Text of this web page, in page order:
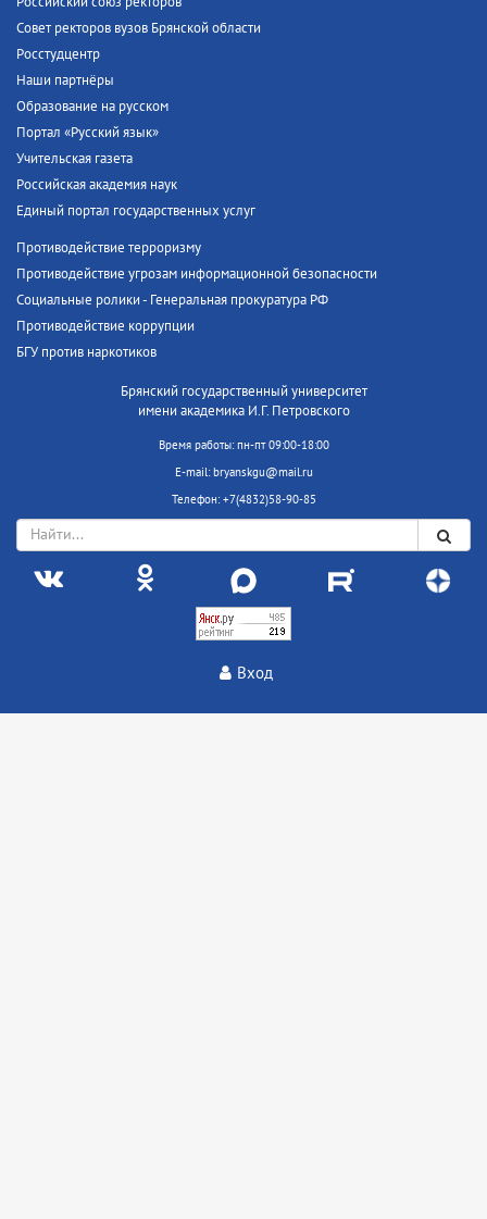
Совет ректоров вузов Брянской области
Росстудцентр
Наши партнёры
Образование на русском
Портал «Русский язык»
Учительская газета
Российская академия наук
Единый портал государственных услуг
Противодействие терроризму
Противодействие угрозам информационной безопасности
Социальные ролики - Генеральная прокуратура РФ
Противодействие коррупции
БГУ против наркотиков
Брянский государственный университет
имени академика И.Г. Петровского
Время работы: пн-пт 09:00-18:00
E-mail: bryanskgu@mail.ru
Телефон: +7(4832)58-90-85
Вход